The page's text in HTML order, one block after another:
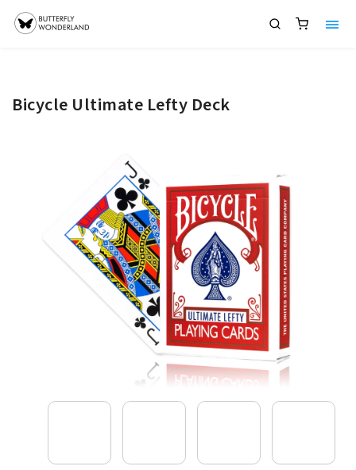
Bicycle Ultimate Lefty Deck